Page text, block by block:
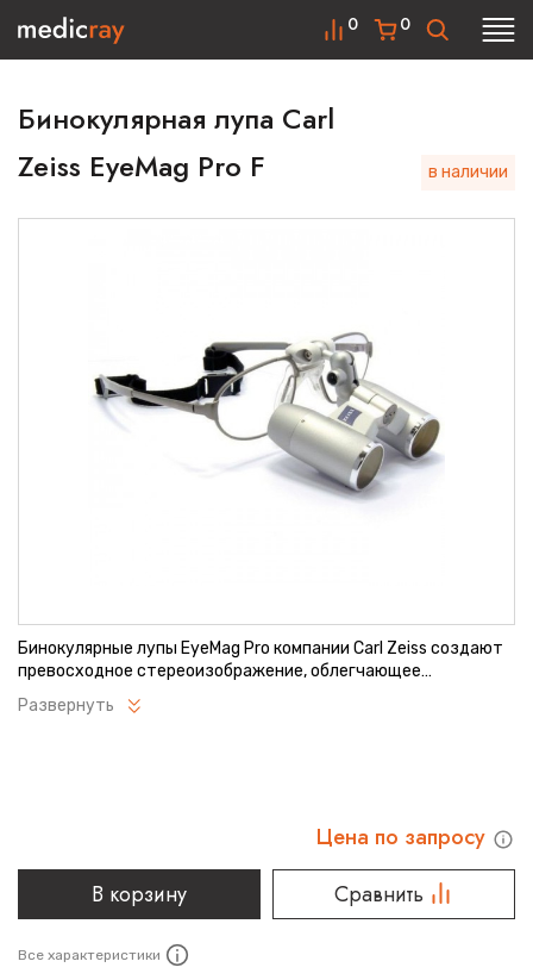
0
0
Бинокулярная лупа Carl
Zeiss EyeMag Pro F
в наличии
Бинокулярные лупы EyeMag Pro компании Carl Zeiss создают
превосходное стереоизображение, облегчающее
распознавание самых мелких структур. Результат — более
эффективное и качественное лечение.
Развернуть
Цена по запросу
В корзину
Сравнить
Все характеристики